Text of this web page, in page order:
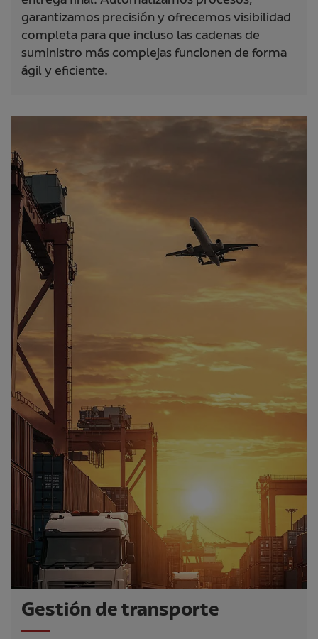
garantizamos precisión y ofrecemos visibilidad
completa para que incluso las cadenas de
suministro más complejas funcionen de forma
ágil y eficiente.
Gestión de transporte